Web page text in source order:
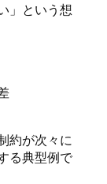
」という想
約が次々に
る典型例で